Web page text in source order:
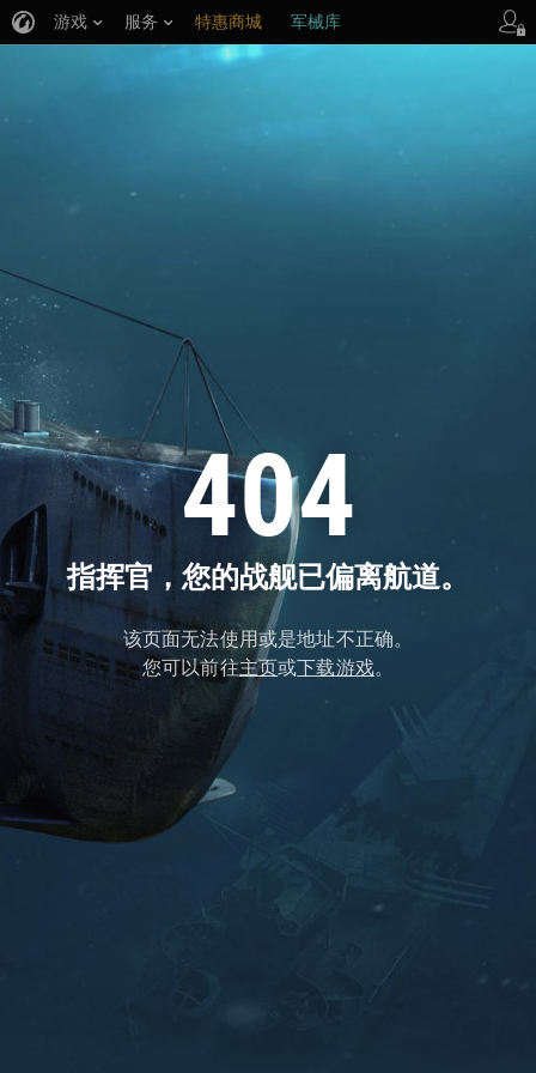
404
指挥官，您的战舰已偏离航道。
该页面无法使用或是地址不正确。
您可以前往主页或下载游戏。
游戏 服务 特惠商城 军械库